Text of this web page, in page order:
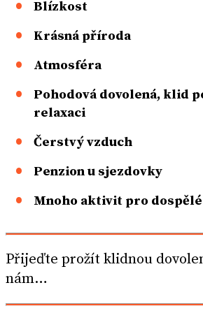
Blízkost
Krásná příroda
Atmosféra
Pohodová dovolená, klid
relaxaci
Čerstvý vzduch
Penzion u sjezdovky
Mnoho aktivit pro
Přijeďte prožít klidnou
nám…